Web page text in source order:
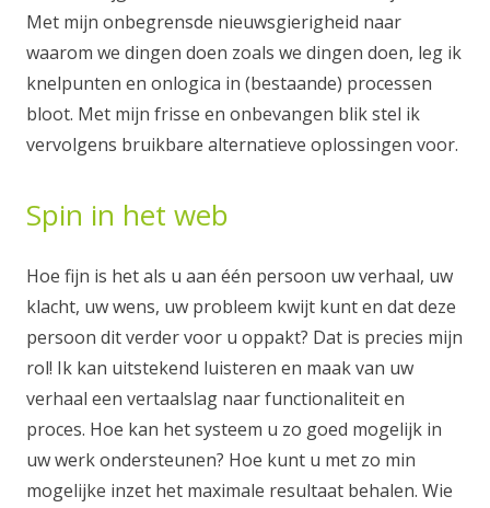
Met mijn onbegrensde nieuwsgierigheid naar
waarom we dingen doen zoals we dingen doen, leg ik
knelpunten en onlogica in (bestaande) processen
bloot. Met mijn frisse en onbevangen blik stel ik
vervolgens bruikbare alternatieve oplossingen voor.
Spin in het web
Hoe fijn is het als u aan één persoon uw verhaal, uw
klacht, uw wens, uw probleem kwijt kunt en dat deze
persoon dit verder voor u oppakt? Dat is precies mijn
rol! Ik kan uitstekend luisteren en maak van uw
verhaal een vertaalslag naar functionaliteit en
proces. Hoe kan het systeem u zo goed mogelijk in
uw werk ondersteunen? Hoe kunt u met zo min
mogelijke inzet het maximale resultaat behalen. Wie